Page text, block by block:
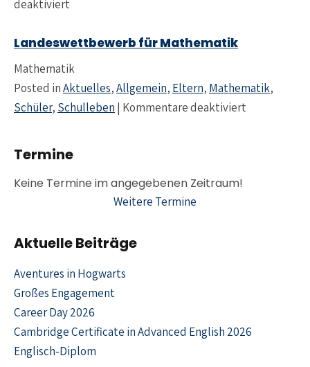
deaktiviert
Landeswettbewerb für Mathematik
Mathematik
Posted inAktuelles,Allgemein, Eltern, Mathematik,
Schüler, Schulleben | Kommentare deaktiviert
Termine
Weitere Termine
Aktuelle Beiträge
Aventures in Hogwarts
Großes Engagement
Career Day 2026
Cambridge Certificate in Advanced English 2026
Englisch-Diplom